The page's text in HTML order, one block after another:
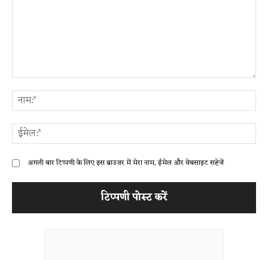
अगली बार टिप्पणी के लिए इस ब्राउज़र में मेरा नाम, ईमेल और वेबसाइट सहेजें